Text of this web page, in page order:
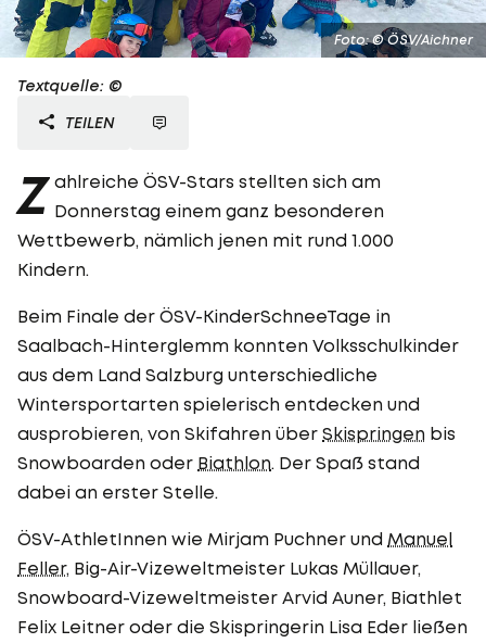
Foto: © ÖSV/Aichner
Textquelle: ©
TEILEN
Z ahlreiche ÖSV-Stars stellten sich am
Donnerstag einem ganz besonderen
Wettbewerb, nämlich jenen mit rund 1.000
Kindern.
Beim Finale der ÖSV-KinderSchneeTage in
Saalbach-Hinterglemm konnten Volksschulkinder
aus dem Land Salzburg unterschiedliche
Wintersportarten spielerisch entdecken und
ausprobieren, von Skifahren über Skispringen bis
Snowboarden oder Biathlon. Der Spaß stand
dabei an erster Stelle.
ÖSV-AthletInnen wie Mirjam Puchner und Manuel
Feller, Big-Air-Vizeweltmeister Lukas Müllauer,
Snowboard-Vizeweltmeister Arvid Auner, Biathlet
Felix Leitner oder die Skispringerin Lisa Eder ließen